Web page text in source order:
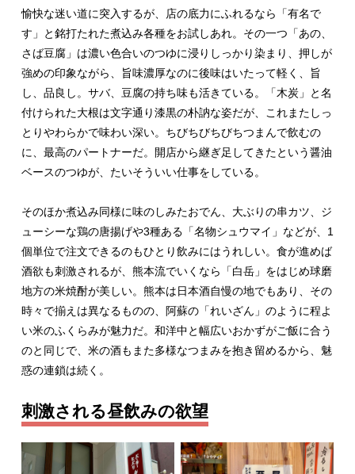
愉快な迷い道に突入するが、店の底力にふれるなら「有名で
す」と銘打たれた煮込み各種をお試しあれ。その一つ「あの、
さば豆腐」は濃い色合いのつゆに浸りしっかり染まり、押しが
強めの印象ながら、旨味濃厚なのに後味はいたって軽く、旨
し、品良し。サバ、豆腐の持ち味も活きている。「木炭」と名
付けられた大根は文字通り漆黒の朴訥な姿だが、これまたしっ
とりやわらかで味わい深い。ちびちびちびちつまんで飲むの
に、最高のパートナーだ。開店から継ぎ足してきたという醤油
ベースのつゆが、たいそういい仕事をしている。
そのほか煮込み同様に味のしみたおでん、大ぶりの串カツ、ジ
ューシーな鶏の唐揚げや3種ある「名物シュウマイ」などが、1
個単位で注文できるのもひとり飲みにはうれしい。食が進めば
酒欲も刺激されるが、熊本流でいくなら「白岳」をはじめ球磨
地方の米焼酎が美しい。熊本は日本酒自慢の地でもあり、その
時々で揃えは異なるものの、阿蘇の「れいざん」のように程よ
い米のふくらみが魅力だ。和洋中と幅広いおかずがご飯に合う
のと同じで、米の酒もまた多様なつまみを抱き留めるから、魅
惑の連鎖は続く。
刺激される昼飲みの欲望